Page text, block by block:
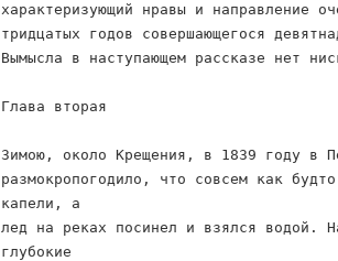
характеризующий нравы и направление
тридцатых годов совершающегося
Вымысла в наступающем рассказе нет
Глава вторая
Зимою, около Крещения, в 1839 году в
размокропогодило, что совсем как
капели, а
лед на реках посинел и взялся водой.
глубокие